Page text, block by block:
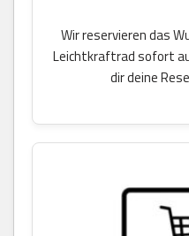
Wir reservieren das
Leichtkraftrad sofort
dir deine